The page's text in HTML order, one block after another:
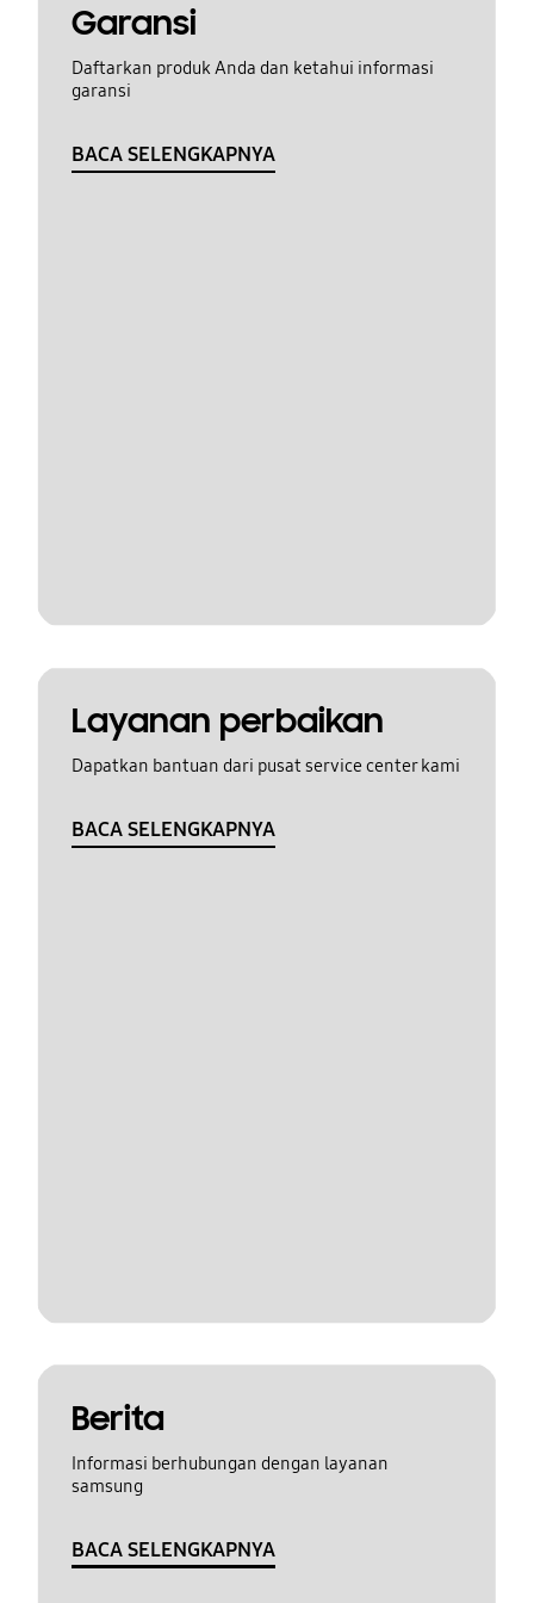
Garansi
Daftarkan produk Anda dan ketahui informasi
garansi
BACA SELENGKAPNYA
Layanan perbaikan
Dapatkan bantuan dari pusat service center kami
BACA SELENGKAPNYA
Berita
Informasi berhubungan dengan layanan
samsung
BACA SELENGKAPNYA